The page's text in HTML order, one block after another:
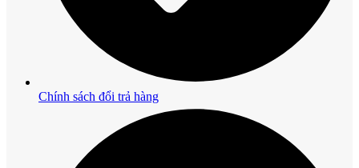
Chính sách đổi trả hàng